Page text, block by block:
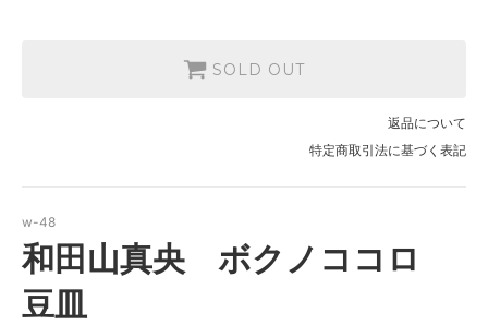
SOLD OUT
返品について
特定商取引法に基づく表記
w-48
和田山真央 ボクノココロ
豆皿